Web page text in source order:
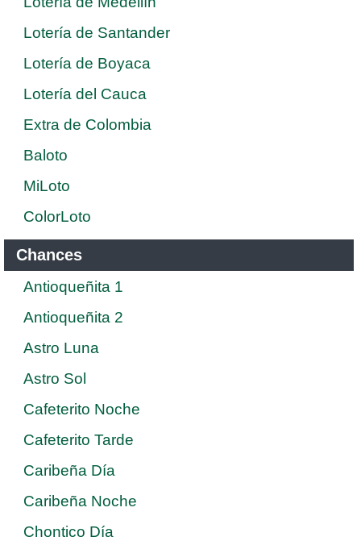
Lotería de Santander
Lotería de Boyaca
Lotería del Cauca
Extra de Colombia
Baloto
MiLoto
ColorLoto
Chances
Antioqueñita 1
Antioqueñita 2
Astro Luna
Astro Sol
Cafeterito Noche
Cafeterito Tarde
Caribeña Día
Caribeña Noche
Chontico Día